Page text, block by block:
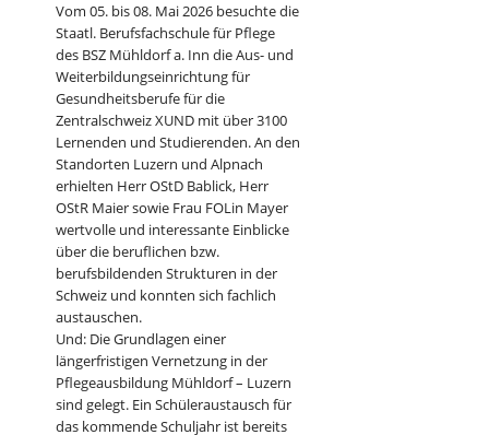
Vom 05. bis 08. Mai 2026 besuchte die
Staatl. Berufsfachschule für Pflege
des BSZ Mühldorf a. Inn die Aus- und
Weiterbildungseinrichtung für
Gesundheitsberufe für die
Zentralschweiz XUND mit über 3100
Lernenden und Studierenden. An den
Standorten Luzern und Alpnach
erhielten Herr OStD Bablick, Herr
OStR Maier sowie Frau FOLin Mayer
wertvolle und interessante Einblicke
über die beruflichen bzw.
berufsbildenden Strukturen in der
Schweiz und konnten sich fachlich
austauschen.
Und: Die Grundlagen einer
längerfristigen Vernetzung in der
Pflegeausbildung Mühldorf – Luzern
sind gelegt. Ein Schüleraustausch für
das kommende Schuljahr ist bereits